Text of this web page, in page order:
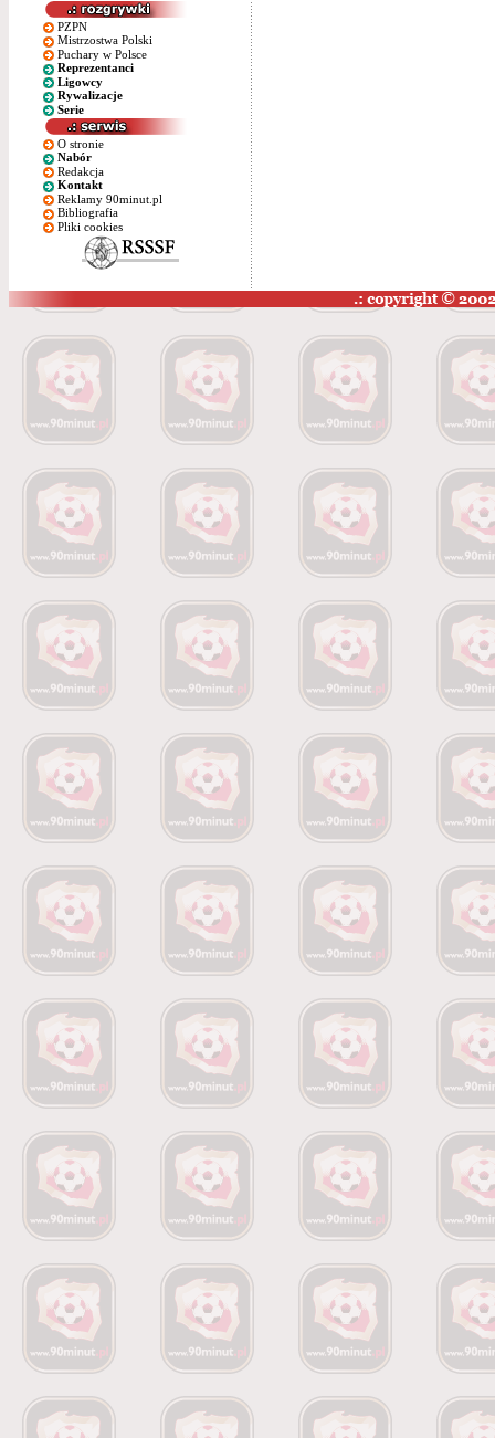
PZPN
Mistrzostwa Polski
Puchary w Polsce
Reprezentanci
Ligowcy
Rywalizacje
Serie
O stronie
Nabór
Redakcja
Kontakt
Reklamy 90minut.pl
Bibliografia
Pliki cookies